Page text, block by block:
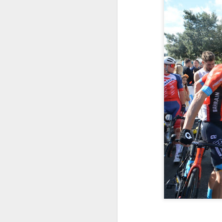
popis 24 finalista glazbenog
natjecanja Dora 2026, koje će se
ove godine održati u veljači u
Zagrebu. Stručni žiri HRT-a,
sastavljen od uglednih glazbenika,
producenata i urednika, iz
rekordnih 251 pristigle
prijave odabrao je pjesme koje će
se natjecati za odlazak
na natjecanje za pjesmu